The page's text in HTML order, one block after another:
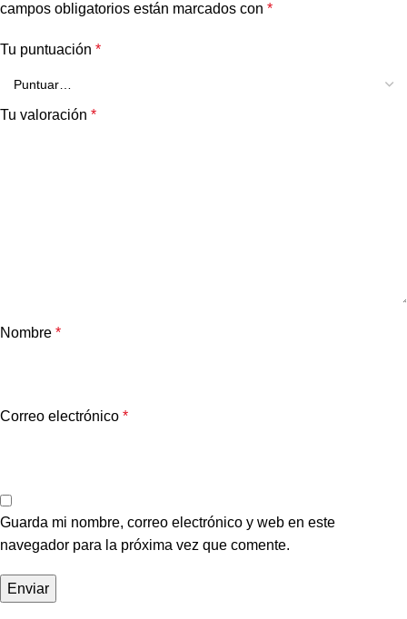
campos obligatorios están marcados con *
Tu puntuación *
Tu valoración *
Nombre *
Correo electrónico *
Guarda mi nombre, correo electrónico y web en este
navegador para la próxima vez que comente.